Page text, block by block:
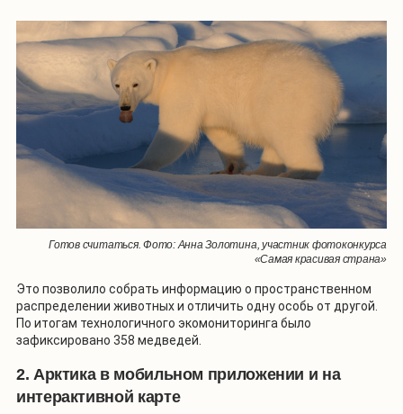
Готов считаться. Фото: Анна Золотина, участник фотоконкурса
«Самая красивая страна»
Это позволило собрать информацию о пространственном
распределении животных и отличить одну особь от другой.
По итогам технологичного экомониторинга было
зафиксировано 358 медведей.
2. Арктика в мобильном приложении и на
интерактивной карте